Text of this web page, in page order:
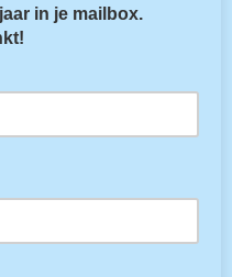
in je mailbox.